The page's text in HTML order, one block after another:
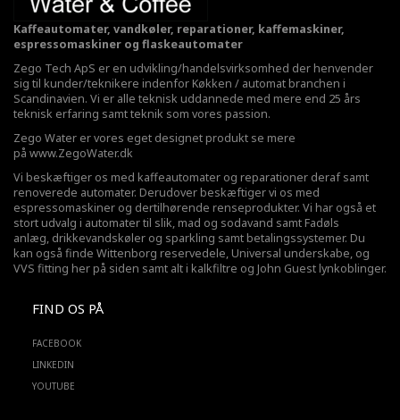
Kaffeautomater, vandkøler, reparationer, kaffemaskiner,
espressomaskiner og flaskeautomater
Zego Tech ApS er en udvikling/handelsvirksomhed der henvender
sig til kunder/teknikere indenfor Køkken / automat branchen i
Scandinavien. Vi er alle teknisk uddannede med mere end 25 års
teknisk erfaring samt teknik som vores passion.
Zego Water er vores eget designet produkt se mere
på www.ZegoWater.dk
Vi beskæftiger os med kaffeautomater og reparationer deraf samt
renoverede automater. Derudover beskæftiger vi os med
espressomaskiner og dertilhørende renseprodukter. Vi har også et
stort udvalg i automater til slik, mad og sodavand samt Fadøls
anlæg, drikkevandskøler og sparkling samt betalingssystemer. Du
kan også finde Wittenborg reservedele, Universal underskabe, og
VVS fitting her på siden samt alt i kalkfiltre og John Guest lynkoblinger.
FIND OS PÅ
FACEBOOK
LINKEDIN
YOUTUBE